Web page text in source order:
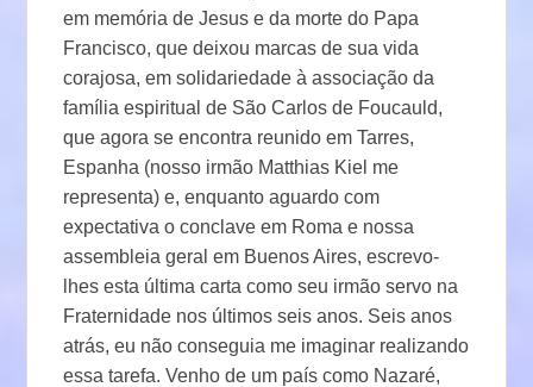
em memória de Jesus e da morte do Papa
Francisco, que deixou marcas de sua vida
corajosa, em solidariedade à associação da
família espiritual de São Carlos de Foucauld,
que agora se encontra reunido em Tarres,
Espanha (nosso irmão Matthias Kiel me
representa) e, enquanto aguardo com
expectativa o conclave em Roma e nossa
assembleia geral em Buenos Aires, escrevo-
lhes esta última carta como seu irmão servo na
Fraternidade nos últimos seis anos. Seis anos
atrás, eu não conseguia me imaginar realizando
essa tarefa. Venho de um país como Nazaré,